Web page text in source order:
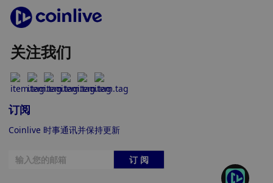
关注我们
订阅
Coinlive 时事通讯并保持更新
订 阅